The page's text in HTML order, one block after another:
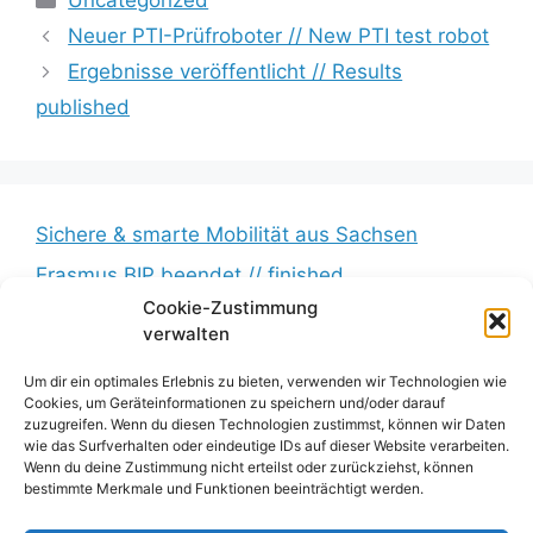
Cookie-Zustimmung
verwalten
Um dir ein optimales Erlebnis zu bieten, verwenden wir Technologien wie
Cookies, um Geräteinformationen zu speichern und/oder darauf
zuzugreifen. Wenn du diesen Technologien zustimmst, können wir Daten
wie das Surfverhalten oder eindeutige IDs auf dieser Website verarbeiten.
Wenn du deine Zustimmung nicht erteilst oder zurückziehst, können
bestimmte Merkmale und Funktionen beeinträchtigt werden.
Neuer PTI-Prüfroboter // New PTI test robot
Ergebnisse veröffentlicht // Results
published
Sichere & smarte Mobilität aus Sachsen
Erasmus BIP beendet // finished
Messkampagne erfolgreich beendet //
Measurement campaign successfully completed
BumbleB – Großer Andrang // Huge turnout
Zwischenbericht veröffentlicht // Interim report
published